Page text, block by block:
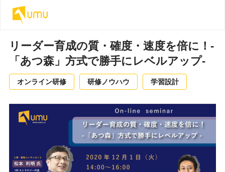
リーダー育成の質・確度・速度を倍に！-
「あつ森」方式で勝手にレベルアップ-
オンライン研修 研修ノウハウ 学習設計